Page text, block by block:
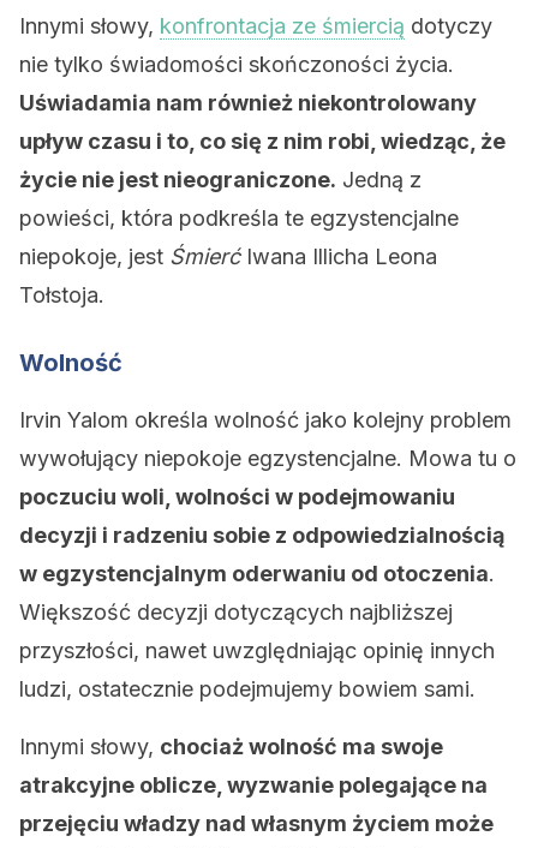
Innymi słowy, konfrontacja ze śmiercią dotyczy
nie tylko świadomości skończoności życia.
Uświadamia nam również niekontrolowany
upływ czasu i to, co się z nim robi, wiedząc, że
życie nie jest nieograniczone. Jedną z
powieści, która podkreśla te egzystencjalne
niepokoje, jest ŚmierćIwana Illicha Leona
Tołstoja.
Wolność
Irvin Yalom określa wolność jako kolejny problem
wywołujący niepokoje egzystencjalne. Mowa tu o
poczuciu woli, wolności w podejmowaniu
decyzji i radzeniu sobie z odpowiedzialnością
w egzystencjalnym oderwaniu od otoczenia.
Większość decyzji dotyczących najbliższej
przyszłości, nawet uwzględniając opinię innych
ludzi, ostatecznie podejmujemy bowiem sami.
Innymi słowy, chociażwolność ma swoje
atrakcyjne oblicze , wyzwanie polegające na
przejęciu władzy nad własnym życiem może